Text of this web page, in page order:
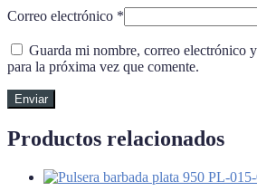
Correo electrónico *
Guarda mi nombre, correo electrónico
para la próxima vez que comente.
Productos relacionados